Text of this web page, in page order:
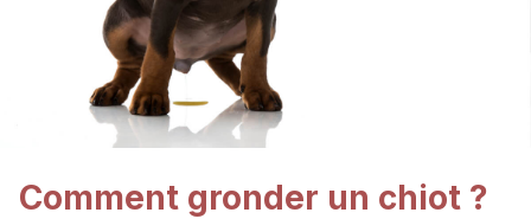
Comment gronder un chiot ?